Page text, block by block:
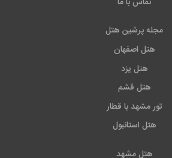
مجله پرشین هتل
هتل اصفهان
هتل یزد
هتل قشم
تور مشهد با قطار
هتل استانبول
هتل مشهد